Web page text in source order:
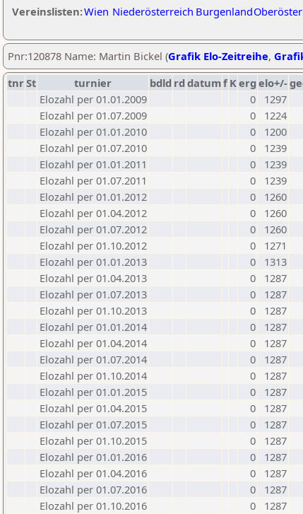
Vereinslisten:Wien Niederösterreich Burgenland
Pnr:120878 Name: Martin Bickel (Grafik Elo-Zeitreihe,
tnrSt turnier bdld rd datumf Kerg elo+/-
Elozahl per 01.01.2009
0
1297
Elozahl per 01.07.2009
0
1224
Elozahl per 01.01.2010
0
1200
Elozahl per 01.07.2010
0
1239
Elozahl per 01.01.2011
0
1239
Elozahl per 01.07.2011
0
1239
Elozahl per 01.01.2012
0
1260
Elozahl per 01.04.2012
0
1260
Elozahl per 01.07.2012
0
1260
Elozahl per 01.10.2012
0
1271
Elozahl per 01.01.2013
0
1313
Elozahl per 01.04.2013
0
1287
Elozahl per 01.07.2013
0
1287
Elozahl per 01.10.2013
0
1287
Elozahl per 01.01.2014
0
1287
Elozahl per 01.04.2014
0
1287
Elozahl per 01.07.2014
0
1287
Elozahl per 01.10.2014
0
1287
Elozahl per 01.01.2015
0
1287
Elozahl per 01.04.2015
0
1287
Elozahl per 01.07.2015
0
1287
Elozahl per 01.10.2015
0
1287
Elozahl per 01.01.2016
0
1287
Elozahl per 01.04.2016
0
1287
Elozahl per 01.07.2016
0
1287
Elozahl per 01.10.2016
0
1287